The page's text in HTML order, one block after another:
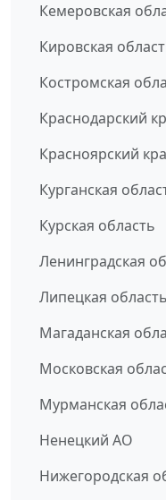
Кемеровская
Кировская
Костромская
Краснодарский
Красноярский
Курганская
Курская область
Ленинградская
Липецкая область
Магаданская
Московская
Мурманская
Ненецкий АО
Нижегородская